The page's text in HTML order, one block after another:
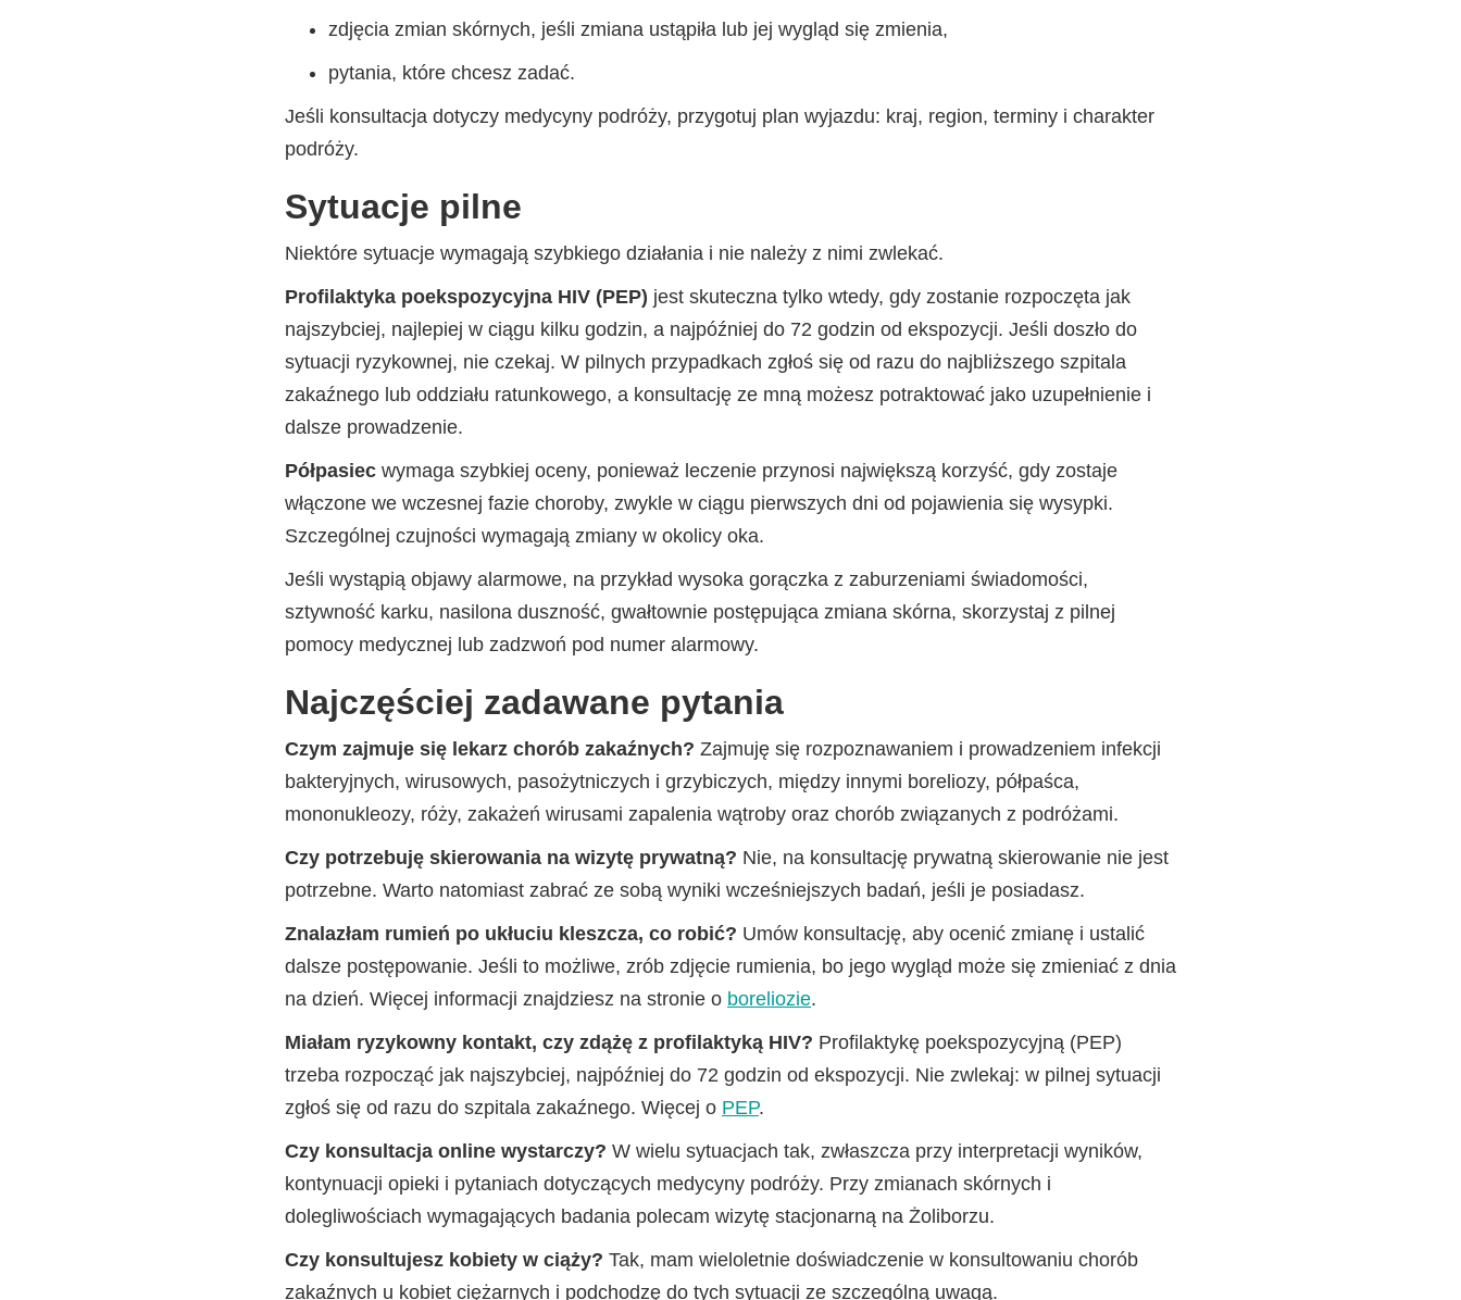
zdjęcia zmian skórnych, jeśli zmiana ustąpiła lub jej wygląd się zmienia,
pytania, które chcesz zadać.
Jeśli konsultacja dotyczy medycyny podróży, przygotuj plan wyjazdu: kraj, region, terminy i charakter
podróży.
Sytuacje pilne
Niektóre sytuacje wymagają szybkiego działania i nie należy z nimi zwlekać.
Profilaktyka poekspozycyjna HIV (PEP) jest skuteczna tylko wtedy, gdy zostanie rozpoczęta jak
najszybciej, najlepiej w ciągu kilku godzin, a najpóźniej do 72 godzin od ekspozycji. Jeśli doszło do
sytuacji ryzykownej, nie czekaj. W pilnych przypadkach zgłoś się od razu do najbliższego szpitala
zakaźnego lub oddziału ratunkowego, a konsultację ze mną możesz potraktować jako uzupełnienie i
dalsze prowadzenie.
Półpasiec wymaga szybkiej oceny, ponieważ leczenie przynosi największą korzyść, gdy zostaje
włączone we wczesnej fazie choroby, zwykle w ciągu pierwszych dni od pojawienia się wysypki.
Szczególnej czujności wymagają zmiany w okolicy oka.
Jeśli wystąpią objawy alarmowe, na przykład wysoka gorączka z zaburzeniami świadomości,
sztywność karku, nasilona duszność, gwałtownie postępująca zmiana skórna, skorzystaj z pilnej
pomocy medycznej lub zadzwoń pod numer alarmowy.
Najczęściej zadawane pytania
Czym zajmuje się lekarz chorób zakaźnych? Zajmuję się rozpoznawaniem i prowadzeniem infekcji
bakteryjnych, wirusowych, pasożytniczych i grzybiczych, między innymi boreliozy, półpaśca,
mononukleozy, róży, zakażeń wirusami zapalenia wątroby oraz chorób związanych z podróżami.
Czy potrzebuję skierowania na wizytę prywatną? Nie, na konsultację prywatną skierowanie nie jest
potrzebne. Warto natomiast zabrać ze sobą wyniki wcześniejszych badań, jeśli je posiadasz.
Znalazłam rumień po ukłuciu kleszcza, co robić? Umów konsultację, aby ocenić zmianę i ustalić
dalsze postępowanie. Jeśli to możliwe, zrób zdjęcie rumienia, bo jego wygląd może się zmieniać z dnia
na dzień. Więcej informacji znajdziesz na stronie o boreliozie.
Miałam ryzykowny kontakt, czy zdążę z profilaktyką HIV? Profilaktykę poekspozycyjną (PEP)
trzeba rozpocząć jak najszybciej, najpóźniej do 72 godzin od ekspozycji. Nie zwlekaj: w pilnej sytuacji
zgłoś się od razu do szpitala zakaźnego. Więcej o PEP.
Czy konsultacja online wystarczy? W wielu sytuacjach tak, zwłaszcza przy interpretacji wyników,
kontynuacji opieki i pytaniach dotyczących medycyny podróży. Przy zmianach skórnych i
dolegliwościach wymagających badania polecam wizytę stacjonarną na Żoliborzu.
Czy konsultujesz kobiety w ciąży? Tak, mam wieloletnie doświadczenie w konsultowaniu chorób
zakaźnych u kobiet ciężarnych i podchodzę do tych sytuacji ze szczególną uwagą.